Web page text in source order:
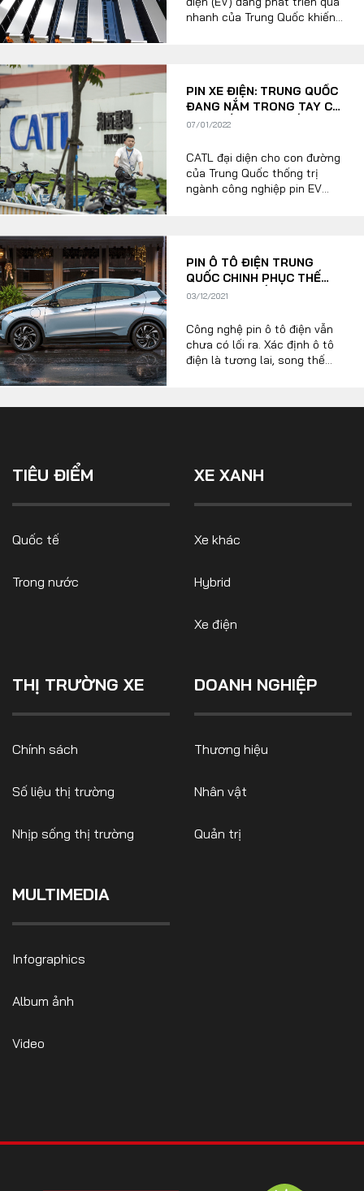
nhanh của Trung Quốc khiến
mẽ sẽ sớm lớn gấp ba lần so
với nhu cầu từ các nhà sản
xuất ô tô điện trong nước.
PIN XE ĐIỆN: TRUNG QUỐC
ĐANG NẮM TRONG TAY CƠ
HỘI THỐNG TRỊ THẾ GIỚI
07/01/2022
CATL đại diện cho con đường
của Trung Quốc thống trị
ngành công nghiệp pin EV
mô hoặc hiệu quả này...
PIN Ô TÔ ĐIỆN TRUNG
QUỐC CHINH PHỤC THẾ
GIỚI NHƯ THẾ NÀO?
03/12/2021
Công nghệ pin ô tô điện vẫn
chưa có lối ra. Xác định ô tô
điện là tương lai, song thế
phạm vi lái xa hơn. Trong quá
TIÊU ĐIỂM
Quốc tế
Trong nước
XE XANH
Xe khác
Hybrid
Xe điện
THỊ TRƯỜNG XE
Chính sách
Số liệu thị trường
Nhịp sống thị trường
DOANH NGHIỆP
Thương hiệu
Nhân vật
Quản trị
MULTIMEDIA
Infographics
Album ảnh
Video